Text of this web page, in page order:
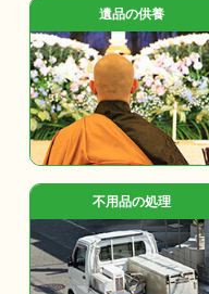
遺品の供養
不用品の処理